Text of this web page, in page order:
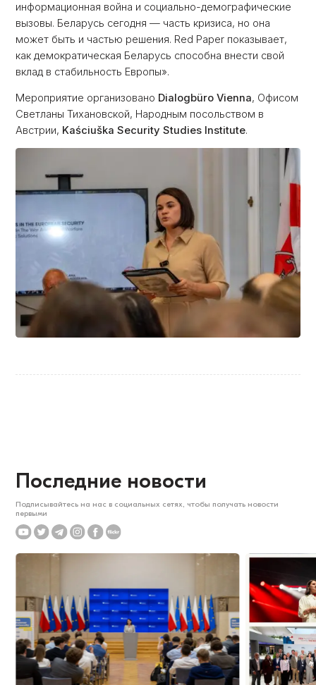
информационная война и социально-демографические
вызовы. Беларусь сегодня — часть кризиса, но она
может быть и частью решения. Red Paper показывает,
как демократическая Беларусь способна внести свой
вклад в стабильность Европы».
Мероприятие организовано Dialogbüro Vienna, Офисом
Светланы Тихановской, Народным посольством в
Австрии, Kaściuška Security Studies Institute.
Последние новости
Подписывайтесь на нас в социальных сетях, чтобы получать новости
первыми